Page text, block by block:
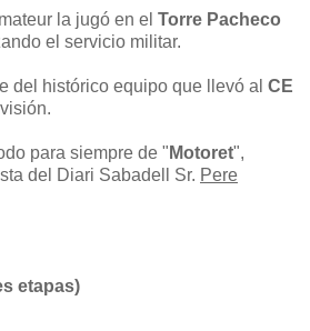
la jugó en el Torre Pacheco
el servicio militar.
del histórico equipo que llevó al CE
para siempre de " Motoret",
del Diari Sabadell Sr. Pere
etapas)